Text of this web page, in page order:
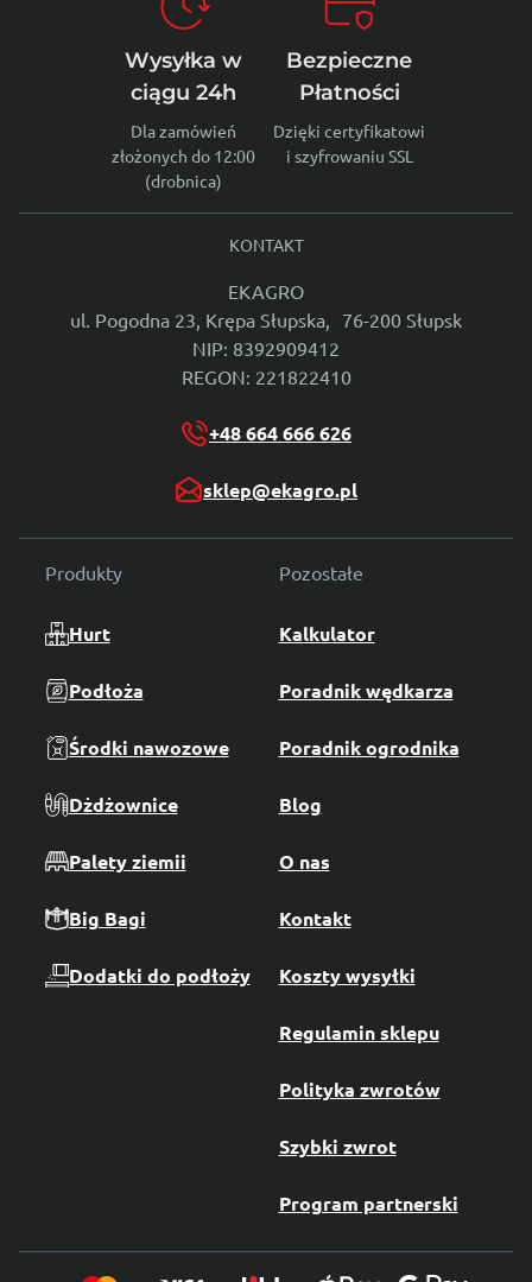
Wysyłka w
ciągu 24h
Dla zamówień
złożonych do 12:00
(drobnica)
Bezpieczne
Płatności
Dzięki certyfikatowi
i szyfrowaniu SSL
KONTAKT
EKAGRO
ul. Pogodna 23, Krępa Słupska, 76-200 Słupsk
NIP: 8392909412
REGON: 221822410
+48 664 666 626
sklep@ekagro.pl
Produkty
Hurt
Podłoża
Środki nawozowe
Dżdżownice
Palety ziemii
Big Bagi
Dodatki do podłoży
Pozostałe
Kalkulator
Poradnik wędkarza
Poradnik ogrodnika
Blog
O nas
Kontakt
Koszty wysyłki
Regulamin sklepu
Polityka zwrotów
Szybki zwrot
Program partnerski